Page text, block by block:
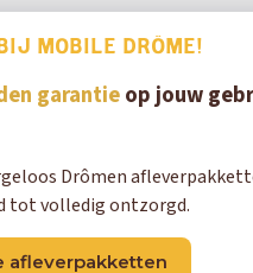
Copyright © 2026 Mobile Drôme
MOBILE DRÔME!
garantieop jouw
Drômen
tot volledig ontzorgd.
afleverpakketten